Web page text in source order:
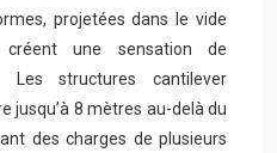
projetées dans le vide
une sensation de
Les structures cantilever
jusqu’à 8 mètres au-delà du
des charges de plusieurs